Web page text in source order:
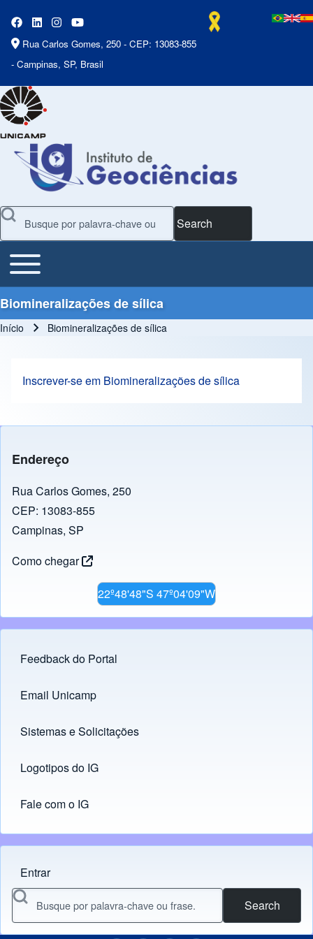
Rua Carlos Gomes, 250 - CEP: 13083-855
- Campinas, SP, Brasil
Search
Main Menu
Toggle main menu
Biomineralizações de sílica
Início Biomineralizações de sílica
Inscrever-se em Biomineralizações de sílica
Endereço
Rua Carlos Gomes, 250
CEP: 13083-855
Campinas, SP
Como chegar
22º48'48"S 47º04'09"W
Footer menu
Feedback do Portal
Links
Email Unicamp
(opens in new tab)
Sistemas e Solicitações
(opens in new tab)
Logotipos do IG
(opens in new tab)
Fale com o IG
Menu do usuário
Entrar
Search